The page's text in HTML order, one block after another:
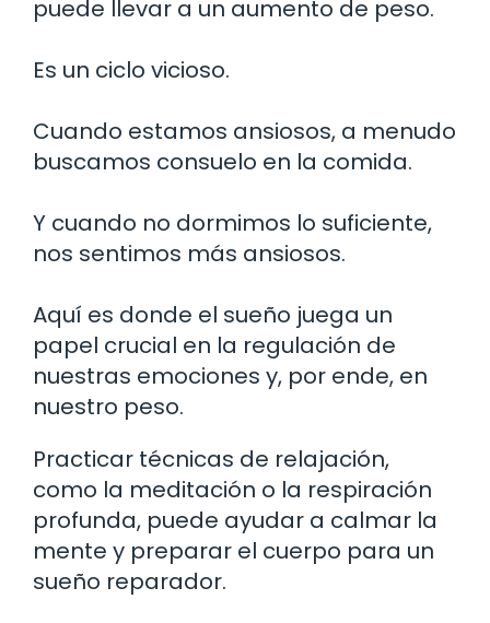
puede llevar a un aumento de peso.
Es un ciclo vicioso.
Cuando estamos ansiosos, a menudo
buscamos consuelo en la comida.
Y cuando no dormimos lo suficiente,
nos sentimos más ansiosos.
Aquí es donde el sueño juega un
papel crucial en la regulación de
nuestras emociones y, por ende, en
nuestro peso.
Practicar técnicas de relajación,
como la meditación o la respiración
profunda, puede ayudar a calmar la
mente y preparar el cuerpo para un
sueño reparador.